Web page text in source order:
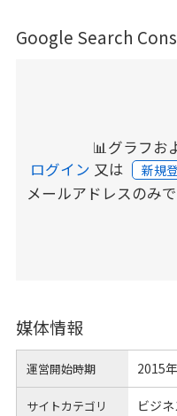
Google Search
📊グラフお
ログイン 又は 新規
メールアドレスのみ
媒体情報
運営開始時期 2015
サイトカテゴリ ビジ